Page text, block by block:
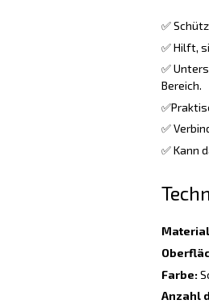
✅
✅ Hilft,
✅
Bereich.
✅
✅ Kann
Farbe:
Anzahl